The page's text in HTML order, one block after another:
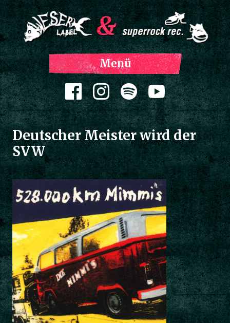
Menü
Zum Inhalt springen
Deutscher Meister wird der
SVW